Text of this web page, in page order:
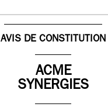
AVIS DE CONSTITUTION
ACME
SYNERGIES